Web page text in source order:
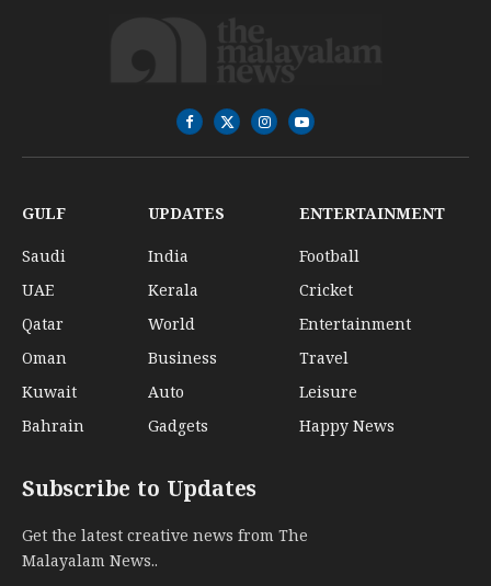
Facebook
X
(Twitter)
InstagramYouTube
GULF
Saudi
UAE
Qatar
Oman
Kuwait
Bahrain
UPDATES
India
Kerala
World
Business
Auto
Gadgets
ENTERTAINMENT
Football
Cricket
Entertainment
Travel
Leisure
Happy News
Subscribe to Updates
Get the latest creative news from The
Malayalam News..